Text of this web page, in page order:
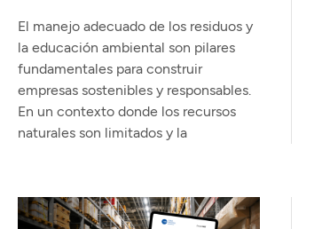
El manejo adecuado de los residuos y
la educación ambiental son pilares
fundamentales para construir
empresas sostenibles y responsables.
En un contexto donde los recursos
naturales son limitados y la